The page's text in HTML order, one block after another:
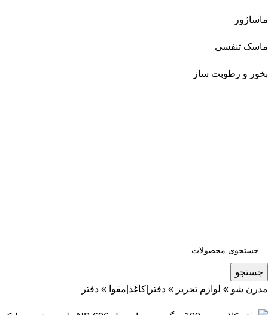
ماساژور
ماسک تنفسی
بخور و رطوبت ساز
جستجو
مدرن شو » لوازم تحریر » دفتر|کاغذ|مقوا » دفتر